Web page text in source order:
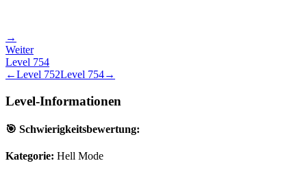
→
Weiter
Level 754
←Level 752Level 754→
Level-Informationen
🎯 Schwierigkeitsbewertung:
Kategorie: Hell Mode